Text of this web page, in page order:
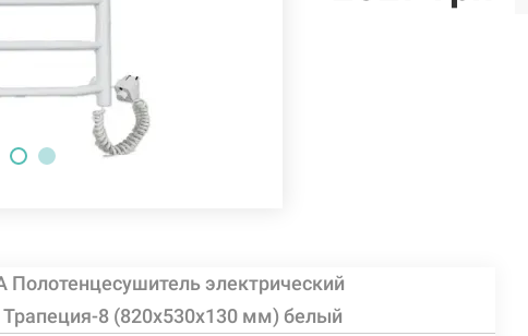
Полотенцесушитель электрический
Трапеция-8 (820х530х130 мм) белый